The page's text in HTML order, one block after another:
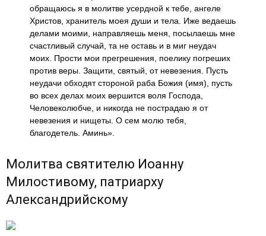
обращаюсь я в молитве усердной к тебе, ангеле
Христов, хранитель моея души и тела. Иже ведаешь
делами моими, направляешь меня, посылаешь мне
счастливый случай, та не оставь и в миг неудач
моих. Прости мои прегрешения, поелику погреших
против веры. Защити, святый, от невезения. Пусть
неудачи обходят стороной раба Божия (имя), пусть
во всех делах моих вершится воля Господа,
Человеколюбче, и никогда не пострадаю я от
невезения и нищеты. О сем молю тебя,
благодетель. Аминь».
Молитва святителю Иоанну
Милостивому, патриарху
Александрийскому